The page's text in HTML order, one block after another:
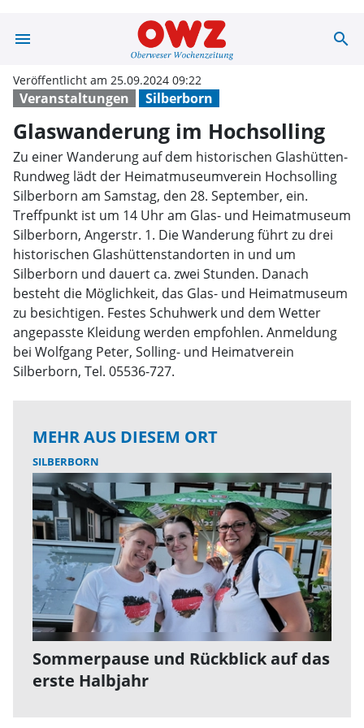
menu search
Veranstaltungen Silberborn
Veröffentlicht am 25.09.2024 09:22
Glaswanderung im Hochsolling
Zu einer Wanderung auf dem historischen Glashütten-
Rundweg lädt der Heimatmuseumverein Hochsolling
Silberborn am Samstag, den 28. September, ein.
Treffpunkt ist um 14 Uhr am Glas- und Heimatmuseum
Silberborn, Angerstr. 1. Die Wanderung führt zu drei
historischen Glashüttenstandorten in und um
Silberborn und dauert ca. zwei Stunden. Danach
besteht die Möglichkeit, das Glas- und Heimatmuseum
zu besichtigen. Festes Schuhwerk und dem Wetter
angepasste Kleidung werden empfohlen. Anmeldung
bei Wolfgang Peter, Solling- und Heimatverein
Silberborn, Tel. 05536-727.
MEHR AUS DIESEM ORT
SILBERBORN
Sommerpause und Rückblick auf das
erste Halbjahr